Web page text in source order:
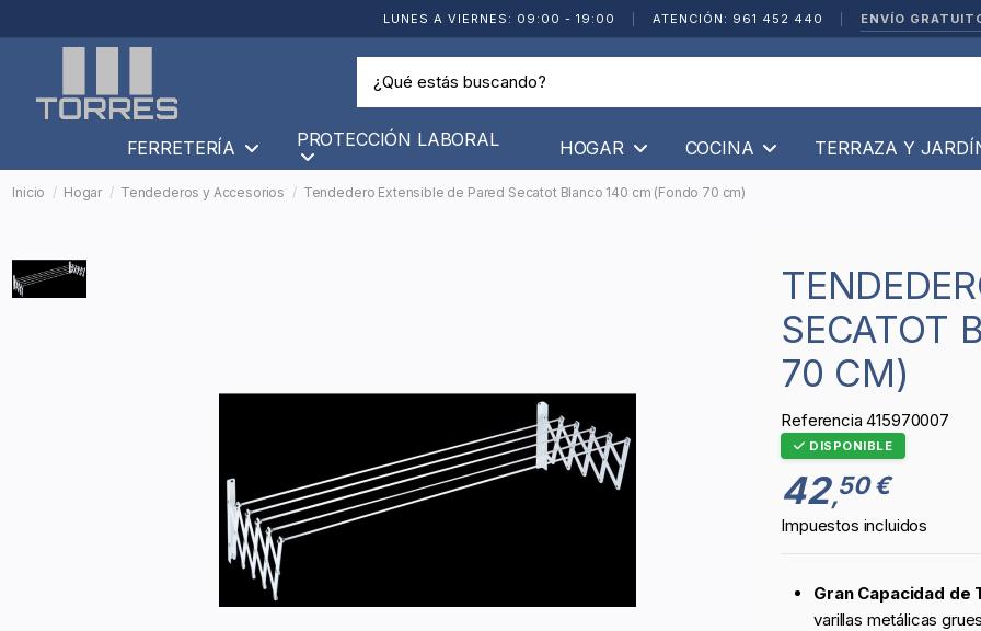
LUNES A VIERNES: 09:00 - 19:00 ATENCIÓN: 961 452 440 ENVÍO
FERRETERÍA PROTECCIÓN LABORAL HOGAR COCINA TERRAZA Y
Inicio Hogar Tendederos y Accesorios Tendedero Extensible de Pared Secatot Blanco 140 cm (Fondo 70 cm)
TENDEDERO EXTENSIBLE DE PARED
SECATOT
70 CM)
Referencia 415970007
DISPONIBLE
42,50 €
Impuestos incluidos
Gran Capacidad de
varillas metálicas